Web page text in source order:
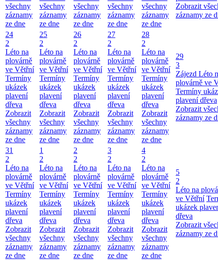
všechny
záznamy
ze dne
všechny
záznamy
ze dne
všechny
záznamy
ze dne
všechny
záznamy
ze dne
všechny
záznamy
ze dne
Zobrazit
záznamy ze
24
2
Léto na
plovárně
ve Větřní
Termíny
ukázek
plavení
dřeva
Zobrazit
všechny
záznamy
ze dne
25
2
Léto na
plovárně
ve Větřní
Termíny
ukázek
plavení
dřeva
Zobrazit
všechny
záznamy
ze dne
26
2
Léto na
plovárně
ve Větřní
Termíny
ukázek
plavení
dřeva
Zobrazit
všechny
záznamy
ze dne
27
2
Léto na
plovárně
ve Větřní
Termíny
ukázek
plavení
dřeva
Zobrazit
všechny
záznamy
ze dne
28
2
Léto na
plovárně
ve Větřní
Termíny
ukázek
plavení
dřeva
Zobrazit
všechny
záznamy
ze dne
29
3
Zájezd Léto
plovárně ve
Termíny
plavení dřeva
Zobrazit
záznamy ze
31
2
Léto na
plovárně
ve Větřní
Termíny
ukázek
plavení
dřeva
Zobrazit
všechny
záznamy
ze dne
1
2
Léto na
plovárně
ve Větřní
Termíny
ukázek
plavení
dřeva
Zobrazit
všechny
záznamy
ze dne
2
2
Léto na
plovárně
ve Větřní
Termíny
ukázek
plavení
dřeva
Zobrazit
všechny
záznamy
ze dne
3
2
Léto na
plovárně
ve Větřní
Termíny
ukázek
plavení
dřeva
Zobrazit
všechny
záznamy
ze dne
4
2
Léto na
plovárně
ve Větřní
Termíny
ukázek
plavení
dřeva
Zobrazit
všechny
záznamy
ze dne
5
2
Léto na
ve Větřní
ukázek
dřeva
Zobrazit
záznamy ze